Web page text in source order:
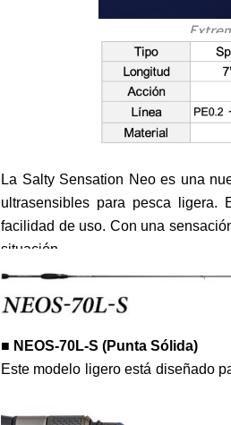
La Salty Sensation Neo es una
ultrasensibles para pesca
facilidad de uso. Con una
situación.
■ NEOS-70L-S (Punta Sólida)
Este modelo ligero está diseñado